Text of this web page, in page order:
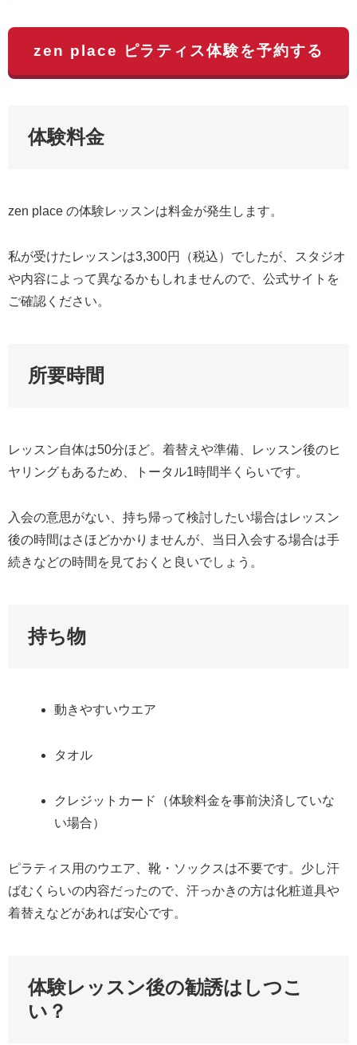
zen place ピラティス体験を予約する
体験料金
zen place の体験レッスンは料金が発生します。
私が受けたレッスンは3,300円（税込）でしたが、スタジオ
や内容によって異なるかもしれませんので、公式サイトを
ご確認ください。
所要時間
レッスン自体は50分ほど。着替えや準備、レッスン後のヒ
ヤリングもあるため、トータル1時間半くらいです。
入会の意思がない、持ち帰って検討したい場合はレッスン
後の時間はさほどかかりませんが、当日入会する場合は手
続きなどの時間を見ておくと良いでしょう。
持ち物
動きやすいウエア
タオル
クレジットカード（体験料金を事前決済していな
い場合）
ピラティス用のウエア、靴・ソックスは不要です。少し汗
ばむくらいの内容だったので、汗っかきの方は化粧道具や
着替えなどがあれば安心です。
体験レッスン後の勧誘はしつこ
い？